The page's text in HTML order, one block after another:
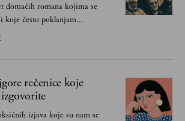
domaćih romana kojima se
koje često poklanjam...
rečenice koje
izjava koje su nam se